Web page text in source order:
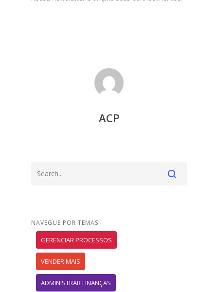
ACP
NAVEGUE POR TEMAS
GERENCIAR PROCESSOS
VENDER MAIS
ADMINISTRAR FINANÇAS